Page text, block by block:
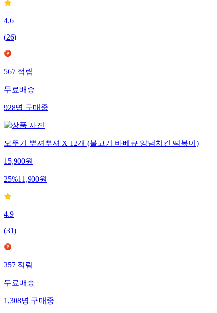
4.6
(26)
567적립
무료배송
928명구매중
오뚜기 뿌셔뿌셔 X 12개 (불고기 바베큐 양념치킨 떡볶이)
15,900원
25%11,900원
4.9
(31)
357적립
무료배송
1,308명구매중